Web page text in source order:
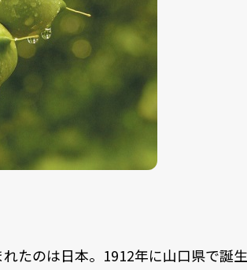
たのは日本。1912年に山口県で誕